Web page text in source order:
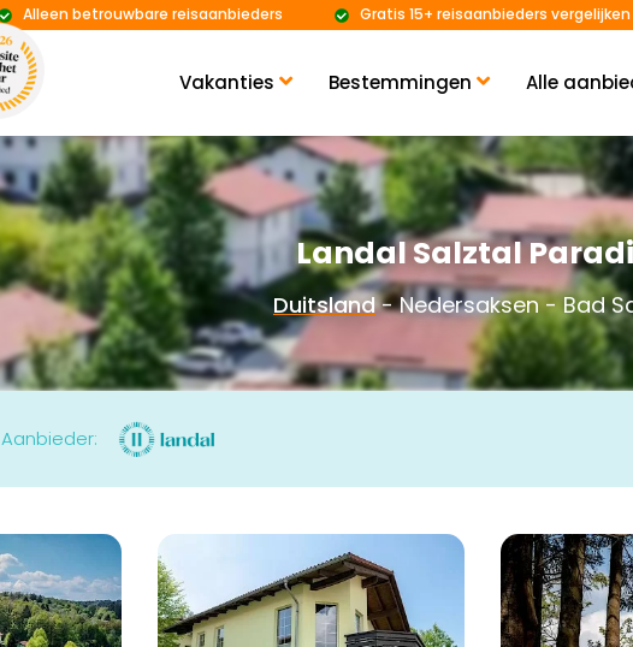
Vakanties Bestemmingen Alle
Alleen betrouwbare reisaanbieders Gratis 15+ reisaanbieders vergelijken
Landal Salztal
Duitsland- Nedersaksen - Bad
Aanbieder: